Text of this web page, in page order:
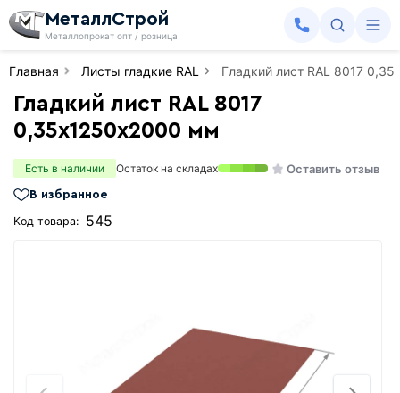
МеталлСтрой
Металлопрокат опт / розница
Главная Листы гладкие RAL Гладкий лист RAL 8017
Гладкий лист RAL 8017
0,35х1250х2000 мм
Есть в наличии Остаток на складах Оставить отзыв
В избранное
Код товара: 545